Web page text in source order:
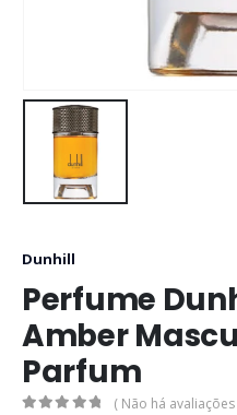
Dunhill
Perfume
Amber
Parfum
( Não há